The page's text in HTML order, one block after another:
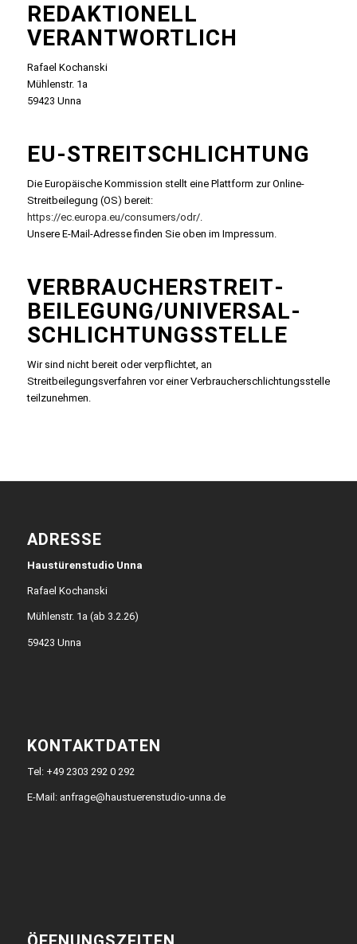
REDAKTIONELL
VERANTWORTLICH
Rafael Kochanski
Mühlenstr. 1a
59423 Unna
EU-STREITSCHLICHTUNG
Die Europäische Kommission stellt eine Plattform zur Online-
Streitbeilegung (OS) bereit:
https://ec.europa.eu/consumers/odr/.
Unsere E-Mail-Adresse finden Sie oben im Impressum.
VERBRAUCHER­STREIT­
BEILEGUNG/UNIVERSAL­
SCHLICHTUNGS­STELLE
Wir sind nicht bereit oder verpflichtet, an
Streitbeilegungsverfahren vor einer Verbraucherschlichtungsstelle
teilzunehmen.
ADRESSE
Haustürenstudio Unna
Rafael Kochanski
Mühlenstr. 1a (ab 3.2.26)
59423 Unna
KONTAKTDATEN
Tel: +49 2303 292 0 292
E-Mail: anfrage@haustuerenstudio-unna.de